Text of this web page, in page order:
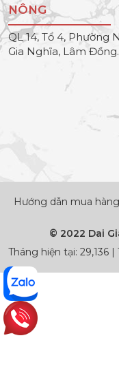
NÔNG
QL 14, Tổ 4, Phường
Gia Nghĩa, Lâm Đồng.
Hướng dẫn mua hàng
© 2022 Dai
Tháng hiện tại: 29,136